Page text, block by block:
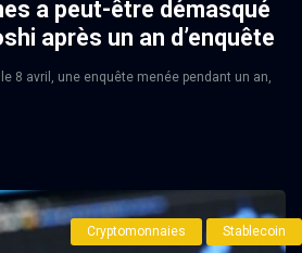
a peut-être démasqué
après un an d’enquête
8 avril, une enquête menée pendant un an,
Cryptomonnaies Stablecoin